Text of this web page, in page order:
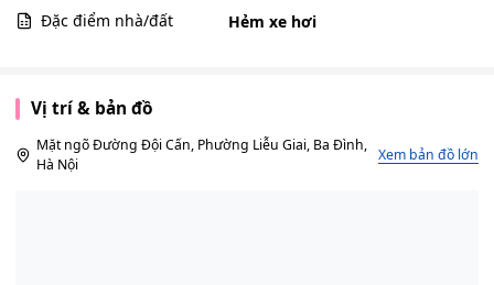
Đặc điểm nhà/đất Hẻm xe hơi
Vị trí & bản đồ
Mặt ngõ Đường Đội Cấn, Phường Liễu Giai, Ba Đình,
Hà Nội
Xem bản đồ lớn